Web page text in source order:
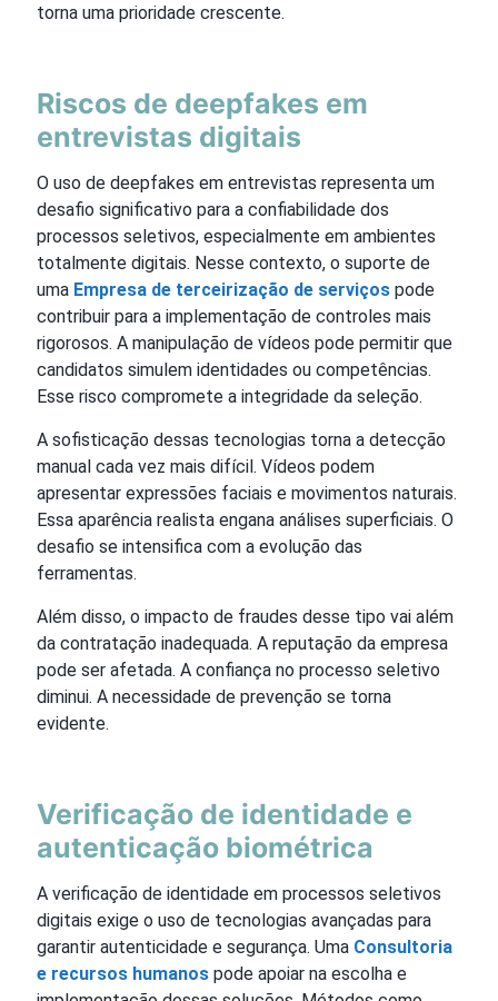
torna uma prioridade crescente.
Riscos de deepfakes em
entrevistas digitais
O uso de deepfakes em entrevistas representa um
desafio significativo para a confiabilidade dos
processos seletivos, especialmente em ambientes
totalmente digitais. Nesse contexto, o suporte de
uma Empresa de terceirização de serviços pode
contribuir para a implementação de controles mais
rigorosos. A manipulação de vídeos pode permitir que
candidatos simulem identidades ou competências.
Esse risco compromete a integridade da seleção.
A sofisticação dessas tecnologias torna a detecção
manual cada vez mais difícil. Vídeos podem
apresentar expressões faciais e movimentos naturais.
Essa aparência realista engana análises superficiais. O
desafio se intensifica com a evolução das
ferramentas.
Além disso, o impacto de fraudes desse tipo vai além
da contratação inadequada. A reputação da empresa
pode ser afetada. A confiança no processo seletivo
diminui. A necessidade de prevenção se torna
evidente.
Verificação de identidade e
autenticação biométrica
A verificação de identidade em processos seletivos
digitais exige o uso de tecnologias avançadas para
garantir autenticidade e segurança. Uma Consultoria
e recursos humanos pode apoiar na escolha e